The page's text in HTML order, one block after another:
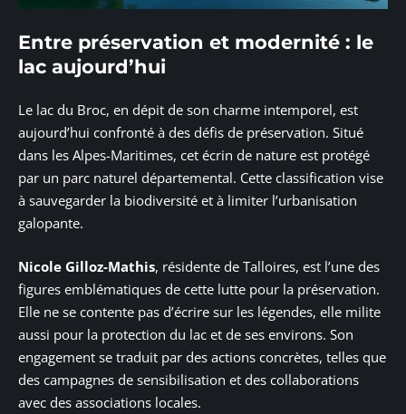
Entre préservation et modernité : le
lac aujourd’hui
Le lac du Broc, en dépit de son charme intemporel, est
aujourd’hui confronté à des défis de préservation. Situé
dans les Alpes-Maritimes, cet écrin de nature est protégé
par un parc naturel départemental. Cette classification vise
à sauvegarder la biodiversité et à limiter l’urbanisation
galopante.
Nicole Gilloz-Mathis, résidente de Talloires, est l’une des
figures emblématiques de cette lutte pour la préservation.
Elle ne se contente pas d’écrire sur les légendes, elle milite
aussi pour la protection du lac et de ses environs. Son
engagement se traduit par des actions concrètes, telles que
des campagnes de sensibilisation et des collaborations
avec des associations locales.